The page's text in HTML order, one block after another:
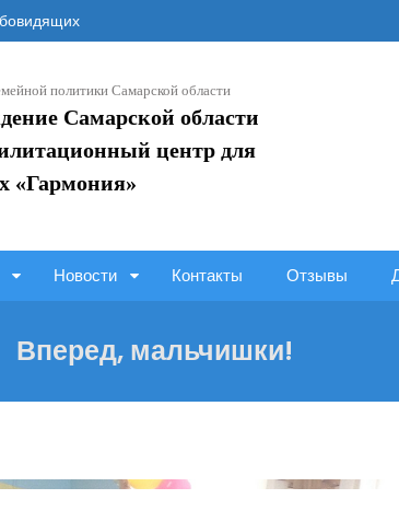
политики Самарской области
Самарской области
центр для
«Гармония»
Новости Контакты Отзывы
Вперед, мальчишки!